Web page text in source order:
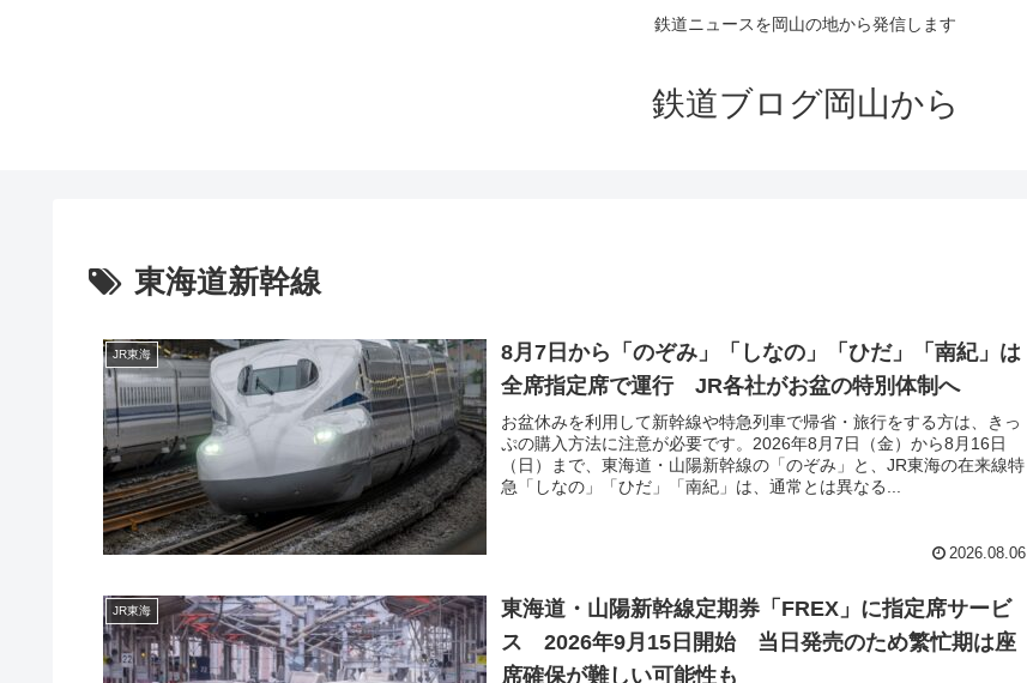
鉄道ニュースを岡山の地から発信します
鉄道ブログ岡山から
東海道新幹線
JR東海
8月7日から「のぞみ」「しなの」「ひだ」「南紀」は
全席指定席で運行 JR各社がお盆の特別体制へ
お盆休みを利用して新幹線や特急列車で帰省・旅行をする方は、きっ
ぷの購入方法に注意が必要です。2026年8月7日（金）から8月16日
（日）まで、東海道・山陽新幹線の「のぞみ」と、JR東海の在来線特
急「しなの」「ひだ」「南紀」は、通常とは異なる...
2026.08.06
JR東海
東海道・山陽新幹線定期券「FREX」に指定席サービ
ス 2026年9月15日開始 当日発売のため繁忙期は座
席確保が難しい可能性も